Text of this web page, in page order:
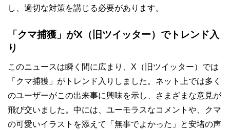
し、適切な対策を講じる必要があります。
「クマ捕獲」がX（旧ツイッター）でトレンド入
り
このニュースは瞬く間に広まり、X（旧ツイッター）では
「クマ捕獲」がトレンド入りしました。ネット上では多く
のユーザーがこの出来事に興味を示し、さまざまな意見が
飛び交いました。中には、ユーモラスなコメントや、クマ
の可愛いイラストを添えて「無事でよかった」と安堵の声